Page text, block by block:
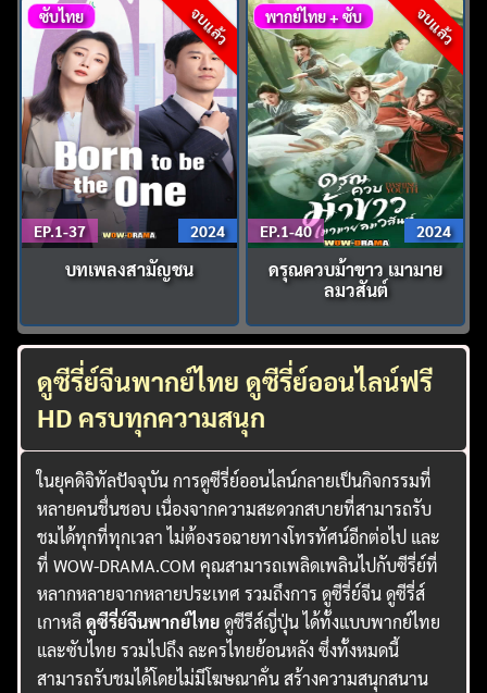
จบแล้ว
ซับไทย
EP.1-37 2024
บทเพลงสามัญชน
จบแล้ว
พากย์ไทย + ซับ
EP.1-40 2024
ดรุณควบม้าขาว เมามาย
ลมวสันต์
ดูซีรี่ย์จีนพากย์ไทย ดูซีรี่ย์ออนไลน์ฟรี
HD ครบทุกความสนุก
ในยุคดิจิทัลปัจจุบัน การดูซีรี่ย์ออนไลน์กลายเป็นกิจกรรมที่
หลายคนชื่นชอบ เนื่องจากความสะดวกสบายที่สามารถรับ
ชมได้ทุกที่ทุกเวลา ไม่ต้องรอฉายทางโทรทัศน์อีกต่อไป และ
ที่ WOW-DRAMA.COM คุณสามารถเพลิดเพลินไปกับซีรี่ย์ที่
หลากหลายจากหลายประเทศ รวมถึงการ ดูซีรี่ย์จีน ดูซีรี่ส์
เกาหลีดูซีรี่ย์จีนพากย์ไทยดูซีรีส์ญี่ปุ่น ได้ทั้งแบบพากย์ไทย
และซับไทย รวมไปถึง ละครไทยย้อนหลัง ซึ่งทั้งหมดนี้
สามารถรับชมได้โดยไม่มีโฆษณาคั่น สร้างความสนุกสนาน